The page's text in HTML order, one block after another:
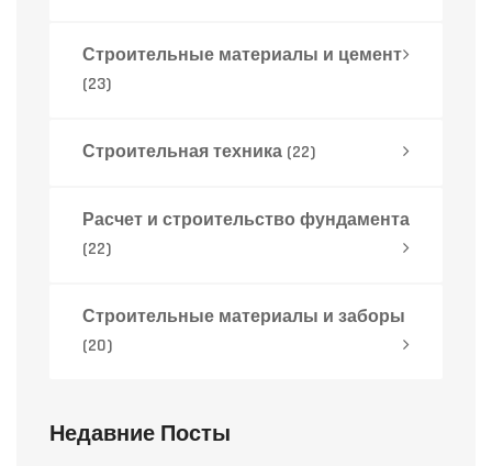
Строительные материалы и цемент
(23)
Строительная техника (22)
Расчет и строительство фундамента
(22)
Строительные материалы и заборы
(20)
Недавние Посты